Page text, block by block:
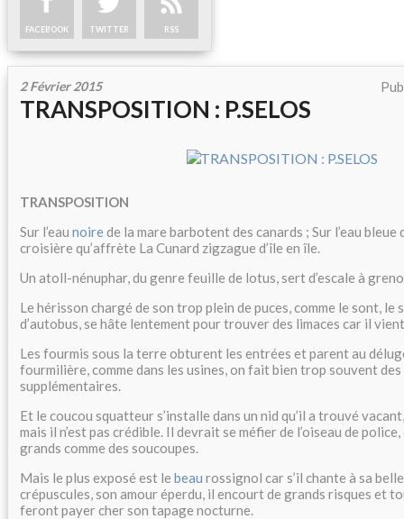
FACEBOOK TWITTER RSS
2 Février 2015
TRANSPOSITION : P.SELOS
TRANSPOSITION
Sur l’eau noirede la mare barbotent des canards ; Sur l’eau bleue
croisière qu’affrète La Cunard zigzague d’île en île.
Un atoll-nénuphar, du genre feuille de lotus, sert d’escale à
Le hérisson chargé de son trop plein de puces, comme le sont, le
d’autobus, se hâte lentement pour trouver des limaces car il
Les fourmis sous la terre obturent les entrées et parent au
fourmilière, comme dans les usines, on fait bien trop souvent des
supplémentaires.
Et le coucou squatteur s’installe dans un nid qu’il a trouvé
mais il n’est pas crédible. Il devrait se méfier de l’oiseau de
grands comme des soucoupes.
Mais le plus exposé est le beau rossignol car s’il chante à sa
crépuscules, son amour éperdu, il encourt de grands risques et
feront payer cher son tapage nocturne.